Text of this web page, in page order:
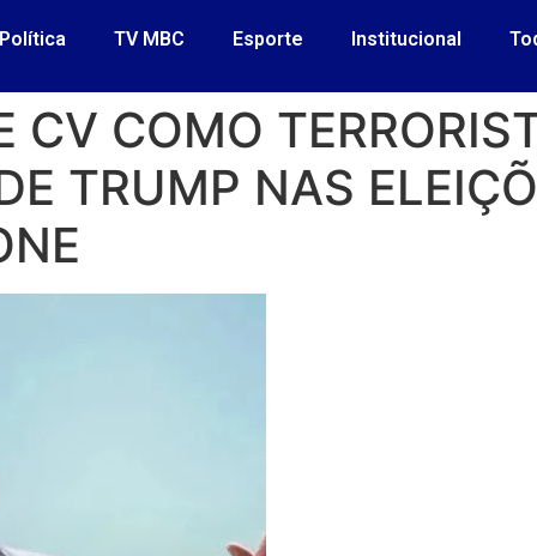
Política TV MBC Esporte Institucional
CV COMO
TRUMP NAS